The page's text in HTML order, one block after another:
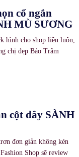
cổ ngắn
MÙ SƯƠNG
hình cho shop liền luôn,
chị đẹp Bảo Trâm
cột dây SÀNH
đơn giản không kén
Shop sẽ review